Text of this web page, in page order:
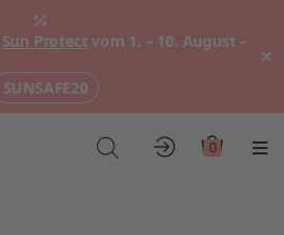
Sun Protect vom 1. – 10. August –
SUNSAFE20
×
Konto 0